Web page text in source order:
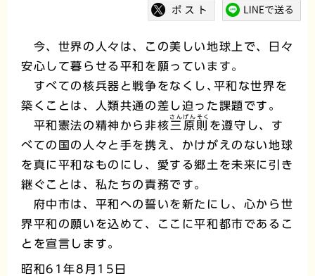
今、世界の人々は、この美しい地球上で、日々
安心して暮らせる平和を願っています。
すべての核兵器と戦争をなくし､平和な世界を
築くことは、人類共通の差し迫った課題です。
平和憲法の精神から非核三原則
さんげんそく
を遵守し、す
べての国の人々と手を携え、かけがえのない地球
を真に平和なものにし、愛する郷土を未来に引き
継ぐことは、私たちの責務です。
府中市は、平和への誓いを新たにし、心から世
界平和の願いを込めて、ここに平和都市であるこ
とを宣言します。
昭和61年8月15日